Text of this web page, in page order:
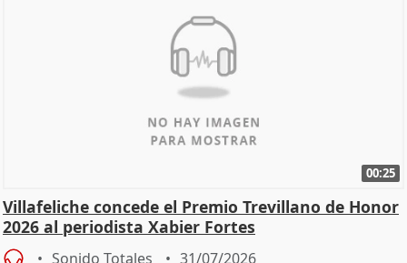
00:25
Villafeliche concede el Premio Trevillano de Honor
2026 al periodista Xabier Fortes
Sonido Totales 31/07/2026